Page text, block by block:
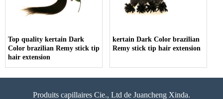
Top quality kertain Dark
Color brazilian Remy stick tip
hair extension
kertain Dark Color brazilian
Remy stick tip hair extension
Produits capillaires Cie., Ltd de Juancheng Xinda.